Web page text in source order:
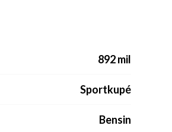
892 mil
Sportkupé
Bensin